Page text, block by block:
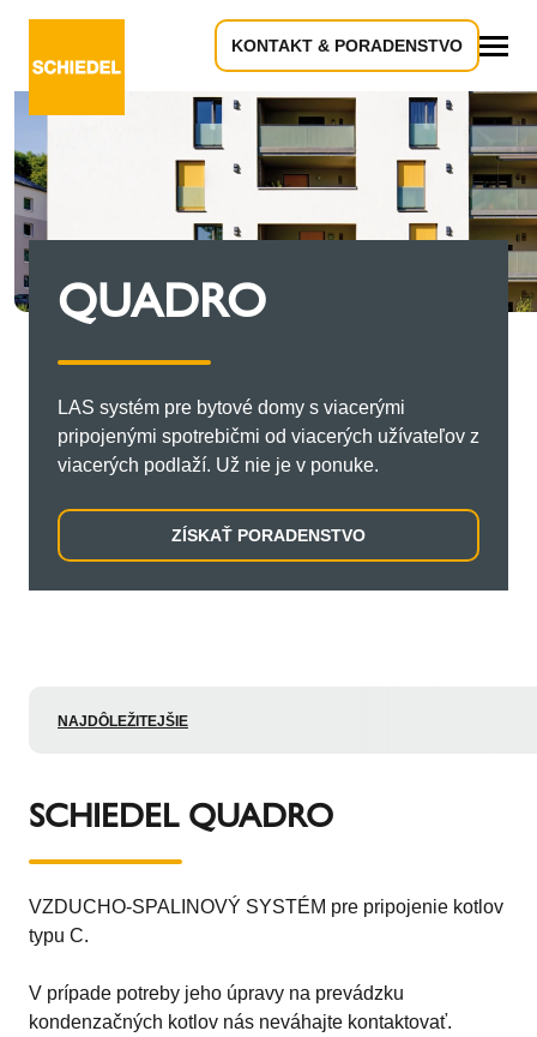
KONTAKT & PORADENSTVO
QUADRO
LAS systém pre bytové domy s viacerými
pripojenými spotrebičmi od viacerých užívateľov z
viacerých podlaží. Už nie je v ponuke.
ZÍSKAŤ PORADENSTVO
NAJDÔLEŽITEJŠIE
SCHIEDEL QUADRO
VZDUCHO-SPALINOVÝ SYSTÉM pre pripojenie kotlov
typu C.
V prípade potreby jeho úpravy na prevádzku
kondenzačných kotlov nás neváhajte kontaktovať.